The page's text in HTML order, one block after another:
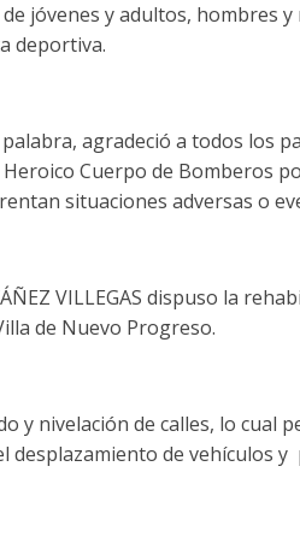
jóvenes y adultos, hombres
deportiva.
agradeció a todos los
Cuerpo de Bomberos
situaciones adversas o
VILLEGAS dispuso la
de Nuevo Progreso.
y nivelación de calles, lo cual
desplazamiento de vehículos y